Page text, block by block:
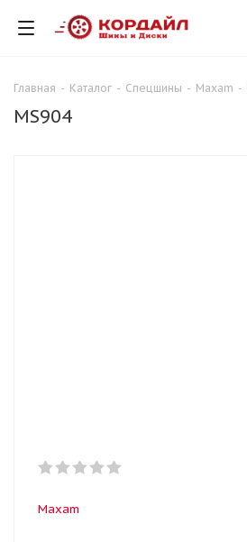
Главная - Каталог - Спецшины - Maxam -
MS904
Maxam